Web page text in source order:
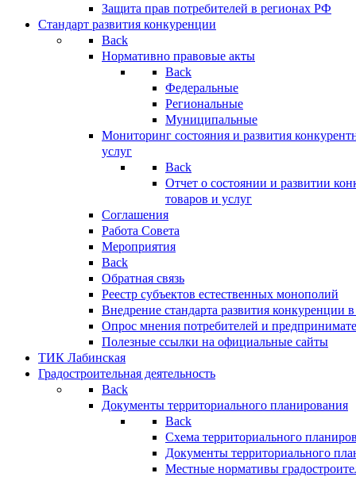
Защита прав потребителей в регионах РФ
Стандарт развития конкуренции
Back
Нормативно правовые акты
Back
Федеральные
Региональные
Муниципальные
Мониторинг состояния и развития
услуг
Back
Отчет о состоянии и развитии
товаров и услуг
Соглашения
Работа Совета
Мероприятия
Back
Обратная связь
Реестр субъектов естественных монополий
Внедрение стандарта развития конкуренции
Опрос мнения потребителей и
Полезные ссылки на официальные сайты
ТИК Лабинская
Градостроительная деятельность
Back
Документы территориального планирования
Back
Схема территориального
Документы территориального
Местные нормативы